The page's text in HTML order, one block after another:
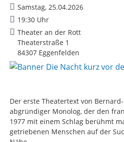
Samstag, 25.04.2026
19:30 Uhr
Theater an der Rott
Theaterstraße 1
84307 Eggenfelden
Der erste Theatertext von
abgründiger Monolog, der den
1977 mit einem Schlag berühmt
getriebenen Menschen auf der